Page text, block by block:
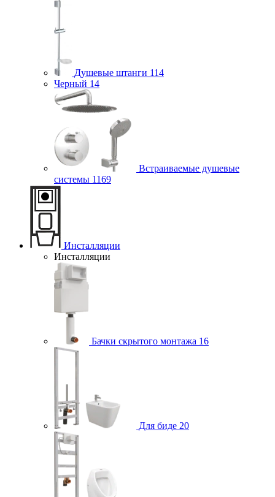
Душевые штанги 114
Черный 14
Встраиваемые душевые
системы 1169
Инсталляции
Инсталляции
Бачки скрытого монтажа 16
Для биде 20